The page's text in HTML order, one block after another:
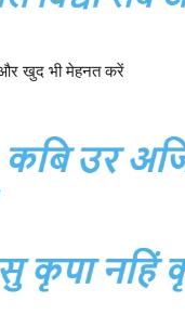
और खुद भी मेहनत करें